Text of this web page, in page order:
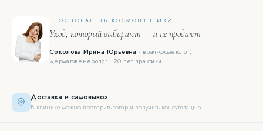
ОСНОВАТЕЛЬ КОСМОЦЕВТИКИ
Уход, который выбирают — а не продают
Соколова Ирина Юрьевна · врач-косметолог,
дерматовенеролог · 20 лет практики
Доставка и самовывоз
В клинике можно проверить товар и получить консультацию